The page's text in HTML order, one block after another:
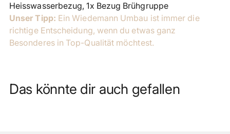
Heisswasserbezug, 1x Bezug Brühgruppe
Unser Tipp: Ein Wiedemann Umbau ist immer die
richtige Entscheidung, wenn du etwas ganz
Besonderes in Top-Qualität möchtest.
Das könnte dir auch gefallen